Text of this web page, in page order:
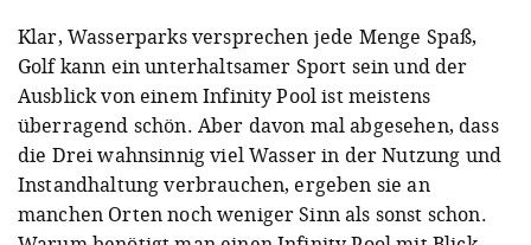
Klar, Wasserparks versprechen jede Menge Spaß,
Golf kann ein unterhaltsamer Sport sein und der
Ausblick von einem Infinity Pool ist meistens
überragend schön. Aber davon mal abgesehen, dass
die Drei wahnsinnig viel Wasser in der Nutzung und
Instandhaltung verbrauchen, ergeben sie an
manchen Orten noch weniger Sinn als sonst schon.